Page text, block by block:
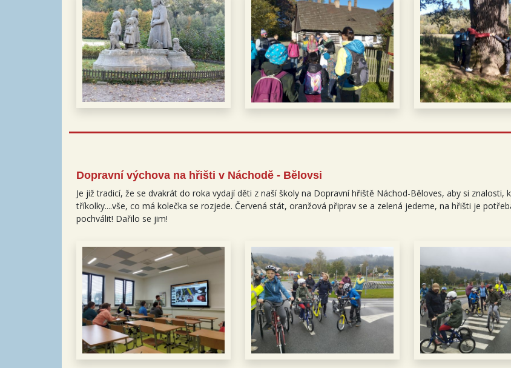
Dopravní výchova na hřišti v Náchodě - Bělovsi
Je již tradicí, že se dvakrát do roka vydají děti z naší školy na Dopravní hřiště Náchod-Běloves, aby si znalosti,
tříkolky....vše, co má kolečka se rozjede. Červená stát, oranžová připrav se a zelená jedeme, na hřišti je
pochválit! Dařilo se jim!